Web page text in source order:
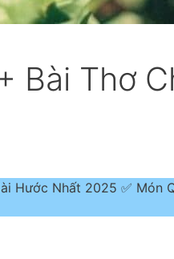
Bài Thơ
Hước Nhất 2025 ✅ Món